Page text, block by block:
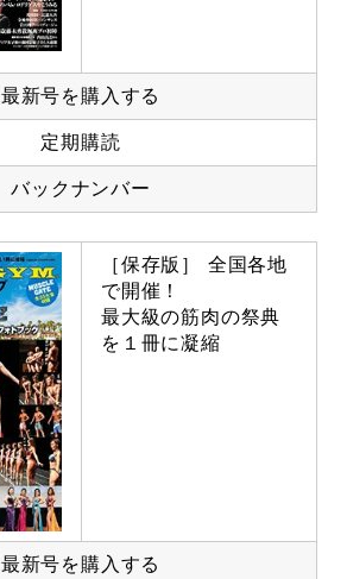
最新号を購入する
定期購読
バックナンバー
［保存版］ 全国各地
で開催！
最大級の筋肉の祭典
を１冊に凝縮
最新号を購入する